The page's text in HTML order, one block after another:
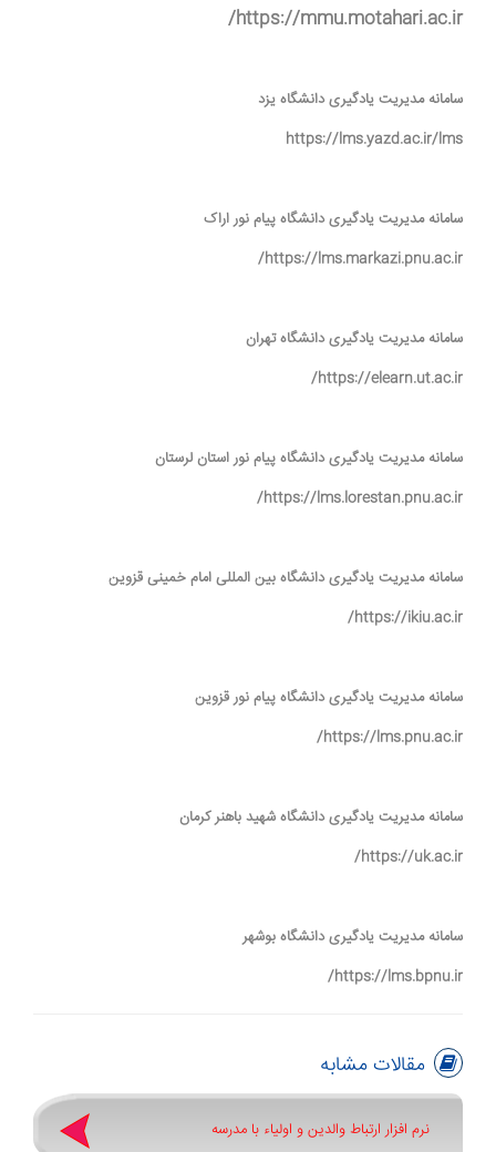
https://mmu.motahari.ac.ir/
سامانه مدیریت یادگیری دانشگاه یزد
https://lms.yazd.ac.ir/lms
سامانه مدیریت یادگیری دانشگاه پیام نور اراک
https://lms.markazi.pnu.ac.ir/
سامانه مدیریت یادگیری دانشگاه تهران
https://elearn.ut.ac.ir/
سامانه مدیریت یادگیری دانشگاه پیام نور استان لرستان
https://lms.lorestan.pnu.ac.ir/
سامانه مدیریت یادگیری دانشگاه بین المللی امام خمینی قزوین
https://ikiu.ac.ir/
سامانه مدیریت یادگیری دانشگاه پیام نور قزوین
https://lms.pnu.ac.ir/
سامانه مدیریت یادگیری دانشگاه شهید باهنر کرمان
https://uk.ac.ir/
سامانه مدیریت یادگیری دانشگاه بوشهر
https://lms.bpnu.ir/
مقالات مشابه
نرم افزار ارتباط والدین و اولیاء با مدرسه